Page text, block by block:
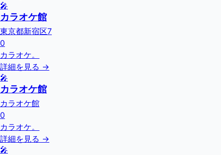
🎤
カラオケ館
東京都新宿区7
0
カラオケ。
詳細を見る →
🎤
カラオケ館
カラオケ館
0
カラオケ。
詳細を見る →
🎤